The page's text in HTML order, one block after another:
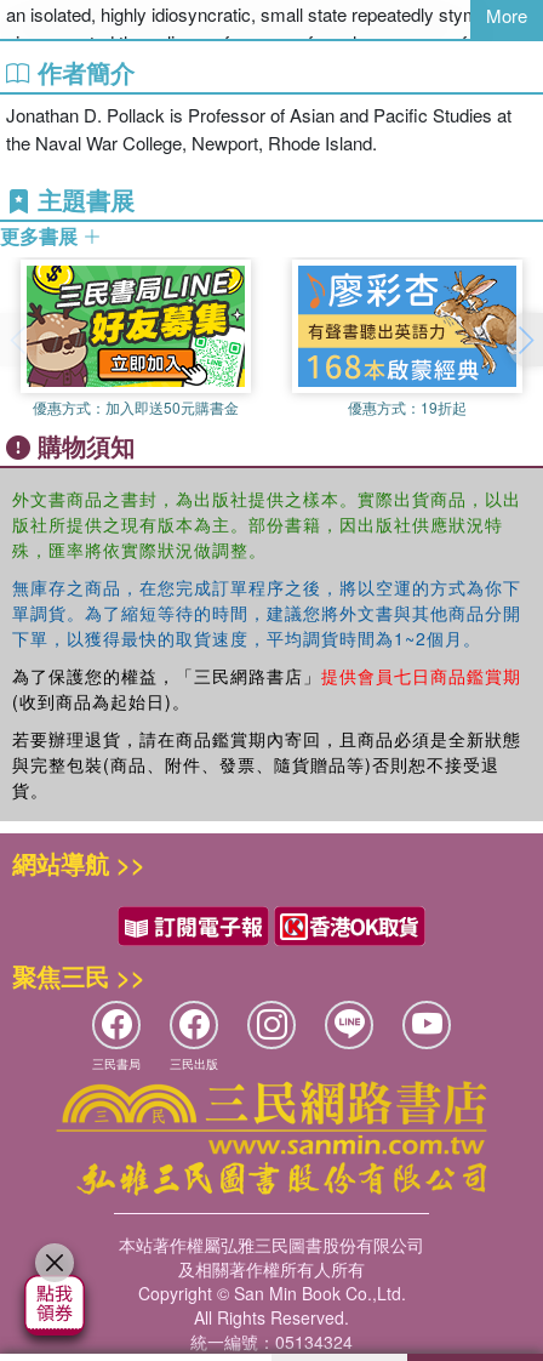
an isolated, highly idiosyncratic, small state repeatedly stymied or
circumvented the policy preferences of much more powerful
states, culminating with its withdrawal from the Non Proliferation
Treaty (the only state ever to do so) and the testing of nuclear
weapons in open defiance of adversaries and allies alike? What
does this portend for the region’s future?
policy, this is a book about decision making in North Korea and the
state’s survival in the face of daunting odds. It draws on extensive
interviews with individuals in China, South Korea, Japan, Russia,
and the EU who have had ample experience in and with North
Korea, additional interviews with former US policy makers, and the
results from two visits to the North. The author makes extensive
use of archival materials from the Cold War International History
Project, enabling a far fuller rendering of North Korean history than
appears in most of the literature on the North Korean nuclear
weapons issue.
More
作者簡介
Jonathan D. Pollack is Professor of Asian and Pacific Studies at
the Naval War College, Newport, Rhode Island.
主題書展
更多書展
優惠方式： 加入即送50元購書金 優惠方式： 19折起
購物須知
外文書商品之書封，為出版社提供之樣本。實際出貨商品，以出
版社所提供之現有版本為主。部份書籍，因出版社供應狀況特
殊，匯率將依實際狀況做調整。
無庫存之商品，在您完成訂單程序之後，將以空運的方式為你下
單調貨。為了縮短等待的時間，建議您將外文書與其他商品分開
下單，以獲得最快的取貨速度，平均調貨時間為1~2個月。
為了保護您的權益，「三民網路書店」 提供會員七日商品鑑賞期
(收到商品為起始日)。
若要辦理退貨，請在商品鑑賞期內寄回，且商品必須是全新狀態
與完整包裝(商品、附件、發票、隨貨贈品等)否則恕不接受退
貨。
網站導航 >>
聚焦三民 >>
三民書局 三民出版
本站著作權屬弘雅三民圖書股份有限公司
及相關著作權所有人所有
Copyright © San Min Book Co.,Ltd.
All Rights Reserved.
統一編號：05134324